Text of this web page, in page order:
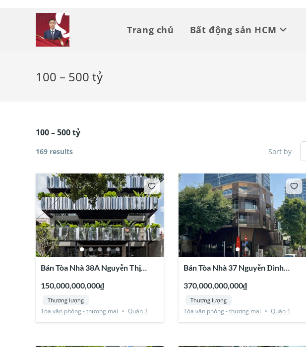
Trang chủ Bất động sản HCM
100 – 500 tỷ
100 – 500 tỷ
169 results Sort by
Bán Tòa Nhà 38A Nguyễn Thị
150,000,000,000₫
Thương lượng
Tòa văn phòng - thương mại Quận 3
Bán Tòa Nhà 37 Nguyễn Đình
370,000,000,000₫
Thương lượng
Tòa văn phòng - thương mại Quận 1